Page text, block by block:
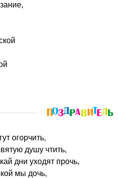
огорчить,
душу чтить,
дни уходят прочь,
мы дочь,